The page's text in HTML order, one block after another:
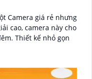
Camera giá rẻ nhưng
gọn